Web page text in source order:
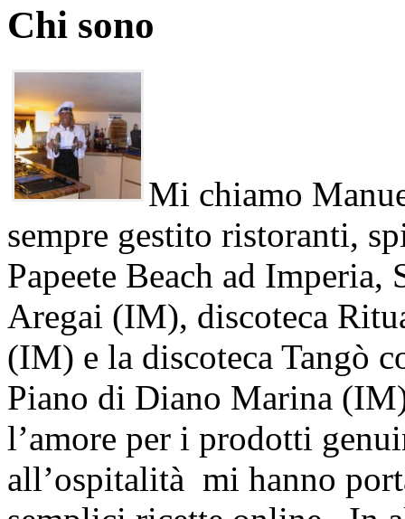
Chi sono
Mi chiamo
sempre gestito ristoranti,
Papeete Beach ad
Aregai (IM), discoteca
(IM) e la discoteca Tangò
Piano di Diano Marina
l’amore per i prodotti
all’ospitalità mi hanno